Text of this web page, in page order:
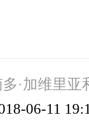
·加维里亚
06-11